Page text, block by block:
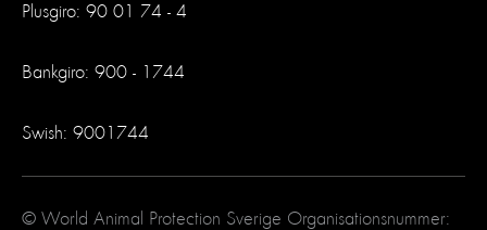
Plusgiro: 90 01 74 - 4
Bankgiro: 900 - 1744
Swish: 9001744
© World Animal Protection Sverige Organisationsnummer: